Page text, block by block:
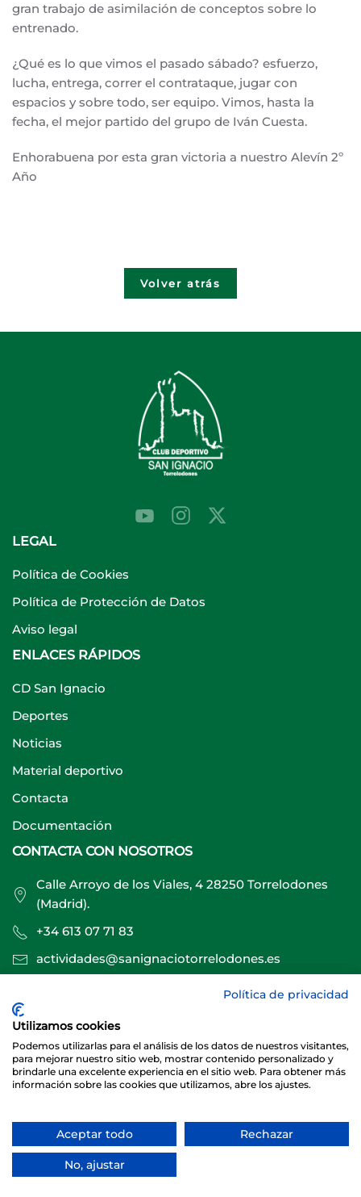
gran trabajo de asimilación de conceptos sobre lo
entrenado.
¿Qué es lo que vimos el pasado sábado? esfuerzo,
lucha, entrega, correr el contrataque, jugar con
espacios y sobre todo, ser equipo. Vimos, hasta la
fecha, el mejor partido del grupo de Iván Cuesta.
Enhorabuena por esta gran victoria a nuestro Alevín 2º
Año
Volver atrás
LEGAL
Política de Cookies
Política de Protección de Datos
Aviso legal
ENLACES RÁPIDOS
CD San Ignacio
Deportes
Noticias
Material deportivo
Contacta
Documentación
CONTACTA CON NOSOTROS
Calle Arroyo de los Viales, 4 28250 Torrelodones
(Madrid).
+34 613 07 71 83
actividades@sanignaciotorrelodones.es
Sitio web creado por
© 2026 Club Deportivo Básico San Ignacio Torrelodones
Sitio web creado y mantenido por especialistasweb.es
Política de privacidad
Utilizamos cookies
Podemos utilizarlas para el análisis de los datos de nuestros visitantes,
para mejorar nuestro sitio web, mostrar contenido personalizado y
brindarle una excelente experiencia en el sitio web. Para obtener más
información sobre las cookies que utilizamos, abre los ajustes.
Aceptar todo Rechazar
No, ajustar